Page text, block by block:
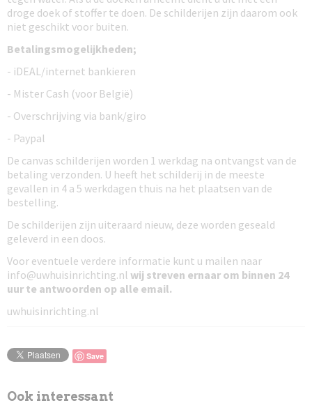
droge doek of stoffer te doen. De schilderijen zijn daarom ook
niet geschikt voor buiten.
Betalingsmogelijkheden;
- iDEAL/internet bankieren
- Mister Cash (voor België)
- Overschrijving via bank/giro
- Paypal
De canvas schilderijen worden 1 werkdag na ontvangst van de
betaling verzonden. U heeft het schilderij in de meeste
gevallen in 4 a 5 werkdagen thuis na het plaatsen van de
bestelling.
De schilderijen zijn uiteraard nieuw, deze worden geseald
geleverd in een doos.
Voor eventuele verdere informatie kunt u mailen naar
info@uwhuisinrichting.nl wij streven ernaar om binnen 24
uur te antwoorden op alle email.
uwhuisinrichting.nl
Save
Ook interessant